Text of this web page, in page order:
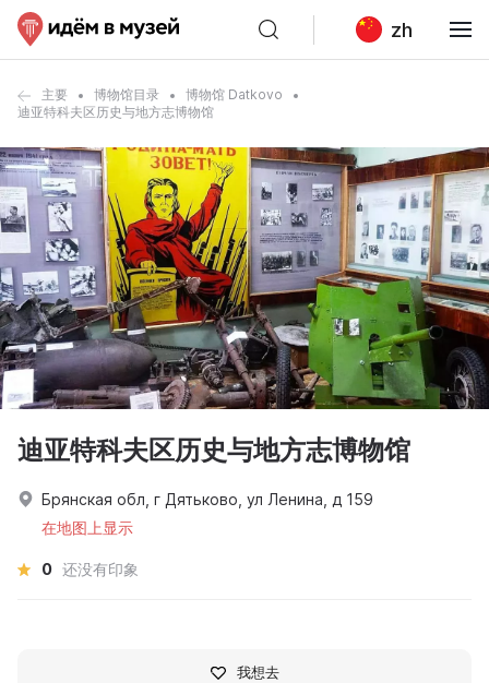
zh
主要 博物馆目录
博物馆 Datkovo
迪亚特科夫区历史与地方志博物馆
迪亚特科夫区历史与地方志博物馆
Брянская обл, г Дятьково, ул Ленина, д 159
在地图上显示
0 还没有印象
我想去